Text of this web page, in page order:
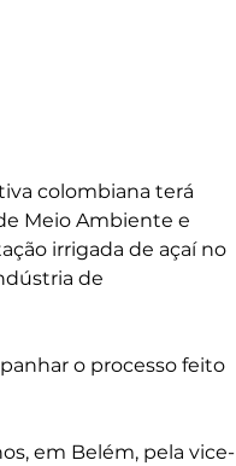
colombiana terá
Meio Ambiente e
irrigada de açaí no
de
o processo feito
em Belém, pela vice-